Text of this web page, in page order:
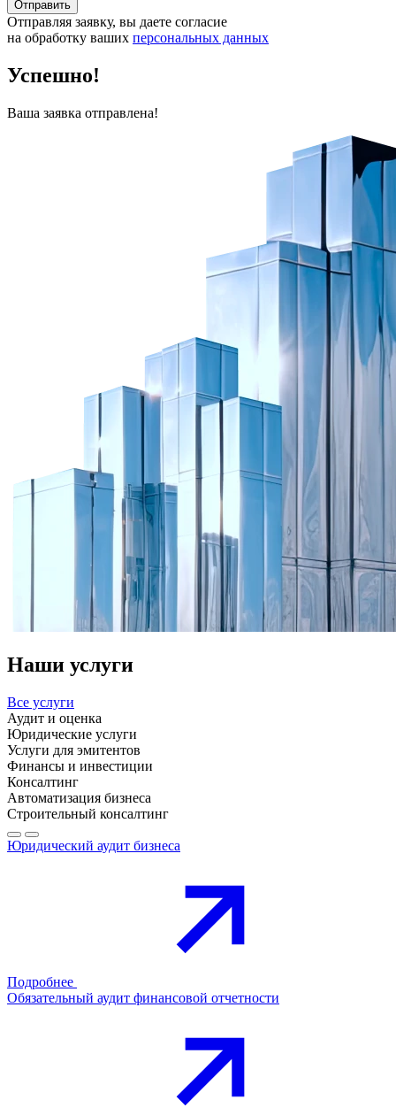
Отправить
Отправляя заявку, вы даете согласие
на обработку ваших персональных данных
Успешно!
Ваша заявка отправлена!
Наши услуги
Все услуги
Аудит и оценка
Юридические услуги
Услуги для эмитентов
Финансы и инвестиции
Консалтинг
Автоматизация бизнеса
Строительный консалтинг
Юридический аудит бизнеса
Подробнее
Обязательный аудит финансовой отчетности